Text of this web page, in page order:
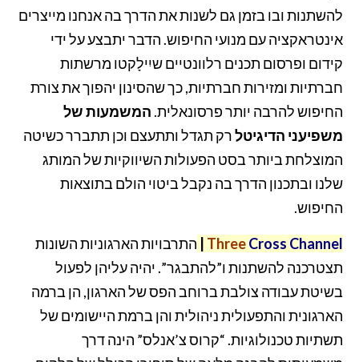
להשתנות ובו בזמן גם לשנות את הדרך בה אנחנו מייצרים
אינטראקציה עם מנועי החיפוש. הדבר יתבצע על ידי
קידום ופרסום תכנים רלוונטיים שיִילָקטו מרשתות
חברתיות ומזירות חברתיות, כך שהסינון יהפוך את צורת
החיפוש להרבה יותר פרסונאלית. המשמעות של
משפיעני הדיגיטלרק תגדל ותתעצם וכן תתברר כשיטה
המוצלחת ביותר בסט הפעולות השיווקיות של המותג
שלנו ובתכנון הדרך בה נקבל ביטוי הולם בתוצאות
החיפוש.
ThreeCross Channel
התרבויות הארגוניות השונות
תצטרכנה להשתנות ו”להתבגר”. יהיה עליהן לפעול
בשיטת עבודה צולבת ברוחב הפס של הארגון, הן ברמה
הארגונית והתפעולית ניהולית והן ברמת היישומים של
תשתיות טכנולוגיות. “קרוס צ’אנלס” הינה דרך